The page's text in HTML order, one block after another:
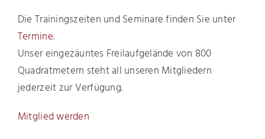
Die Trainingszeiten und Seminare finden Sie unter
Termine.
Unser eingezäuntes Freilaufgelände von 800
Quadratmetern steht all unseren Mitgliedern
jederzeit zur Verfügung.
Mitglied werden